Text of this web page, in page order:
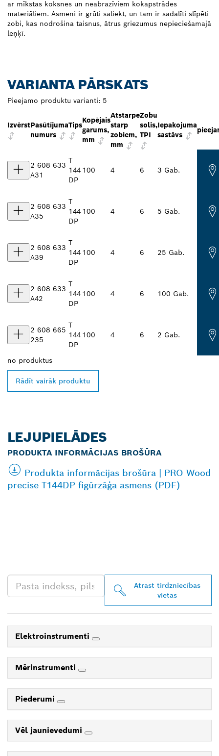
ar mīkstas koksnes un neabrazīviem kokapstrādes
materiāliem. Asmeni ir grūti saliekt, un tam ir sadalīti slīpēti
zobi, kas nodrošina taisnus, ātrus griezumus nepieciešamajā
leņķī.
VARIANTA PĀRSKATS
Pieejamo produktu varianti: 5
IzvērstPasūtījuma
numurs
Tips
Kopējais
garums,
mm
Atstarpe
starp
zobiem,
mm
Zobu
solis,
TPI
Iepakojuma
sastāvs
2 608 633
A31
T
144
DP
100 4 6 3 Gab.
2 608 633
A35
T
144
DP
100 4 6 5 Gab.
2 608 633
A39
T
144
DP
100 4 6 25 Gab.
2 608 633
A42
T
144
DP
100 4 6 100 Gab.
2 608 665
235
T
144
DP
100 4 6 2 Gab.
no produktus
Rādīt vairāk produktu
LEJUPIELĀDES
PRODUKTA INFORMĀCIJAS BROŠŪRA
Produkta informācijas brošūra | PRO Wood
precise T144DP figūrzāģa asmens (PDF)
Atrast tirdzniecības
vietas
Elektroinstrumenti
Mērinstrumenti
Piederumi
Vēl jaunievedumi